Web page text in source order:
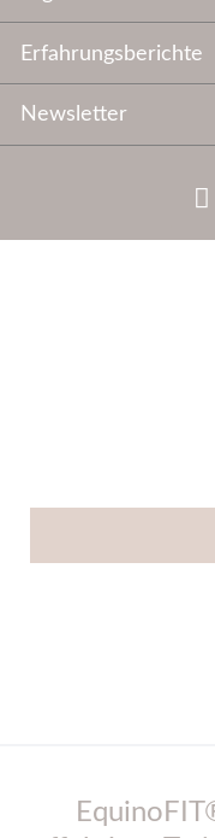
Erfahrungsberichte
Newsletter